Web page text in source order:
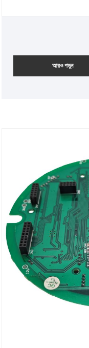
আরও পড়ুন